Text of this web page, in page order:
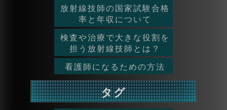
放射線技師の国家試験合格
率と年収について
検査や治療で大きな役割を
担う放射線技師とは？
看護師になるための方法
タグ